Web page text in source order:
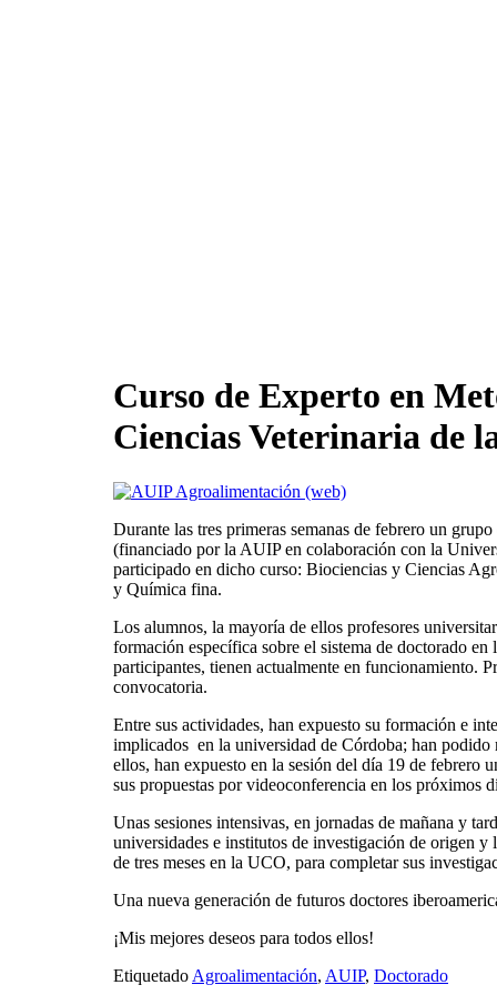
Curso de Experto en
Ciencias Veterinaria de
Durante las tres primeras semanas de febrero un
(financiado por la AUIP en colaboración con la
participado en dicho curso: Biociencias y Ciencias
y Química fina.
Los alumnos, la mayoría de ellos profesores
formación específica sobre el sistema de doctorado
participantes, tienen actualmente en funcionamiento.
convocatoria.
Entre sus actividades, han expuesto su formación e
implicados en la universidad de Córdoba; han
ellos, han expuesto en la sesión del día 19 de febrero
sus propuestas por videoconferencia en los próximos
Unas sesiones intensivas, en jornadas de mañana y
universidades e institutos de investigación de origen
de tres meses en la UCO, para completar sus
Una nueva generación de futuros doctores
¡Mis mejores deseos para todos ellos!
Etiquetado Agroalimentación, AUIP, Doctorado